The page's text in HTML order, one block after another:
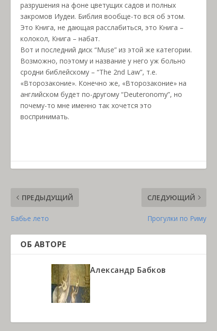
разрушения на фоне цветущих садов и полных
закромов Иудеи. Библия вообще-то вся об этом.
Это Книга, не дающая расслабиться, это Книга –
колокол, Книга – набат.
Вот и последний диск “Muse” из этой же категории.
Возможно, поэтому и название у него уж больно
сродни библейскому – “The 2nd Law”, т.е.
«Второзаконие». Конечно же, «Второзаконие» на
английском будет по-другому “Deuteronomy”, но
почему-то мне именно так хочется это
воспринимать.
ПРЕДЫДУЩИЙ
Бабье лето
СЛЕДУЮЩИЙ
Прогулки по Риму
ОБ АВТОРЕ
Александр Бабков